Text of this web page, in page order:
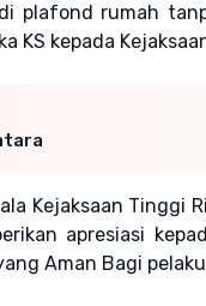
plafond rumah
KS kepada
Kejaksaan Tinggi
apresiasi
Aman Bagi